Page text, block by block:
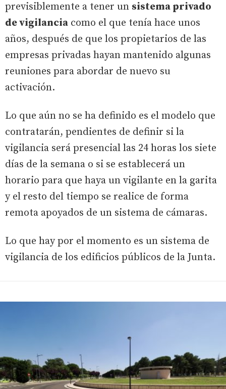
previsiblemente a tener un sistema privado
de vigilancia como el que tenía hace unos
años, después de que los propietarios de las
empresas privadas hayan mantenido algunas
reuniones para abordar de nuevo su
activación.
Lo que aún no se ha definido es el modelo que
contratarán, pendientes de definir si la
vigilancia será presencial las 24 horas los siete
días de la semana o si se establecerá un
horario para que haya un vigilante en la garita
y el resto del tiempo se realice de forma
remota apoyados de un sistema de cámaras.
Lo que hay por el momento es un sistema de
vigilancia de los edificios públicos de la Junta.